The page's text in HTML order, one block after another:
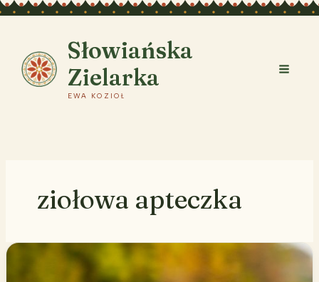
Przejdź
Słowiańska
Zielarka
EWA KOZIOŁ
ziołowa apteczka